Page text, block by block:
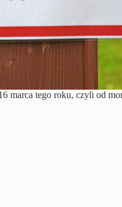
marca tego roku, czyli od